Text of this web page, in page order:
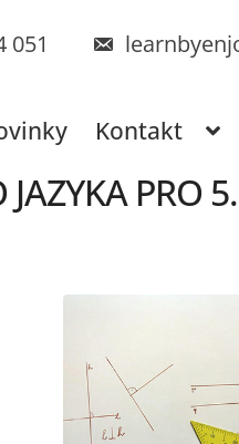
051
Kontakt
PRO